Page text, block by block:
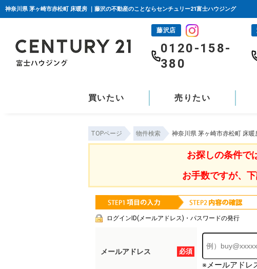
神奈川県 茅ヶ崎市赤松町 床暖房 ｜藤沢の不動産のことならセンチュリー21富士ハウジング
藤沢店
0120-158-
380
買いたい 売りたい
TOPページ 物件検索 神奈川県 茅ヶ崎市赤松町 床
お探しの条件で
お手数ですが、
ログインID(メールアドレス)・パスワードの発行
必須
メールアドレス
※メールアドレ